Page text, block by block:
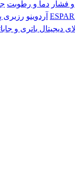
فشار دما و رطوبت
ESP آردوینو رزبری
دیجیتال باتری و